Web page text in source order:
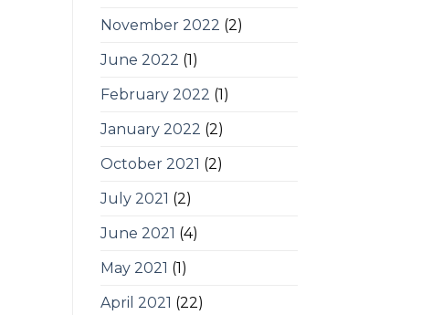
November 2022 (2)
June 2022 (1)
February 2022 (1)
January 2022 (2)
October 2021 (2)
July 2021 (2)
June 2021 (4)
May 2021 (1)
April 2021 (22)